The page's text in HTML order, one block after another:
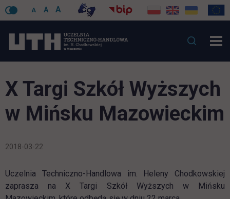
A A A
X Targi Szkół Wyższych
w Mińsku Mazowieckim
2018-03-22
Uczelnia Techniczno-Handlowa im. Heleny Chodkowskiej
zaprasza na X Targi Szkół Wyższych w Mińsku